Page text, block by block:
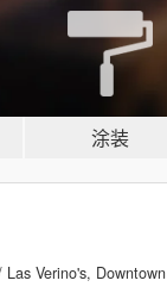
涂装
Verino's, Downtown